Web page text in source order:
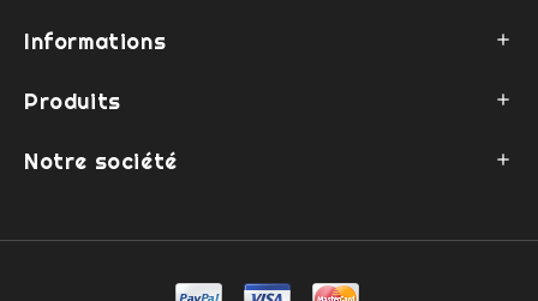
Informations 
Produits 
Notre société 